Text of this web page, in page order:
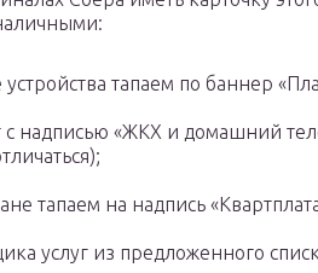
тапаем по баннер
надписью «ЖКХ и домашний
тапаем на надпись
услуг из предложенного